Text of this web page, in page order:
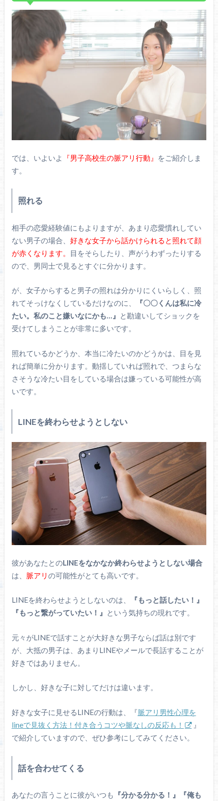
では、いよいよ 『男子高校生の脈アリ行動』
をご紹介しま
す。
照れる
相手の恋愛経験値にもよりますが、あまり恋愛慣れしてい
ない男子の場合、 好きな女子から話かけられると照れて顔
が赤くなります。
目をそらしたり、声がうわずったりする
ので、男同士で見るとすぐに分かります。
が、女子からすると男子の照れは分かりにくいらしく、照
れてそっけなくしているだけなのに、
『〇〇くんは私に冷
たい。私のこと嫌いなにかも…』 と勘違いしてショックを
受けてしまうことが非常に多いです。
照れているかどうか、本当に冷たいのかどうかは、目を見
れば簡単に分かります。動揺していれば照れで、つまらな
さそうな冷たい目をしている場合は嫌っている可能性が高
いです。
LINEを終わらせようとしない
彼があなたとのLINEをなかなか終わらせようとしない場合
は、 脈アリ の可能性がとても高いです。
LINEを終わらせようとしないのは、
『もっと話したい！』
『もっと繋がっていたい！』 という気持ちの現れです。
元々がLINEで話すことが大好きな男子ならば話は別です
が、大抵の男子は、あまりLINEやメールで長話することが
好きではありません。
しかし、好きな子に対してだけは違います。
好きな女子に見せるLINEの行動は、『脈アリ男性心理を
lineで見抜く方法！付き合うコツや脈なしの反応も！
』
で紹介していますので、ぜひ参考にしてみてください。
話を合わせてくる
あなたの言うことに彼がいつも 『分かる分かる！』『俺も